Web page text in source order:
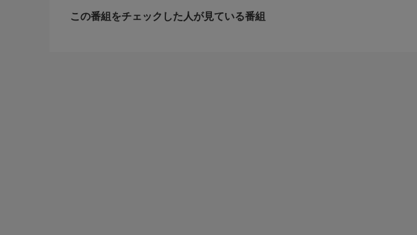
この番組をチェックした人が見ている番組